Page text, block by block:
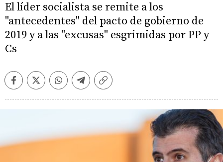
El líder socialista se remite a los
"antecedentes" del pacto de gobierno de
2019 y a las "excusas" esgrimidas por PP y
Cs
FacebookTwitterWhatsappTelegramCopiar